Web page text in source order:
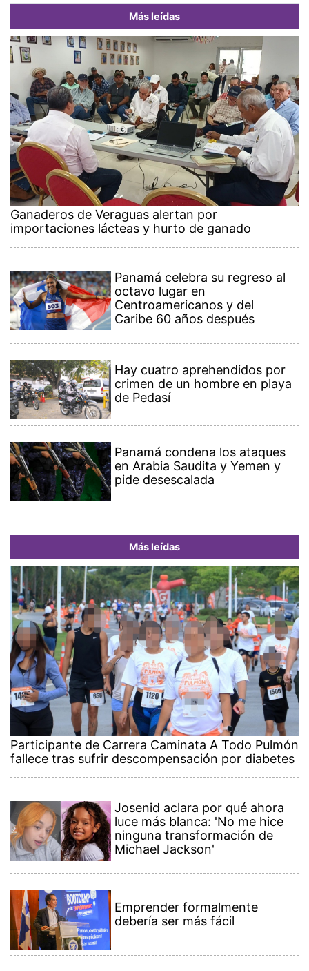
Más leídas
Ganaderos de Veraguas alertan por
importaciones lácteas y hurto de ganado
Panamá celebra su regreso al
octavo lugar en
Centroamericanos y del
Caribe 60 años después
Hay cuatro aprehendidos por
crimen de un hombre en playa
de Pedasí
Panamá condena los ataques
en Arabia Saudita y Yemen y
pide desescalada
Más leídas
Participante de Carrera Caminata A Todo Pulmón
fallece tras sufrir descompensación por diabetes
Josenid aclara por qué ahora
luce más blanca: 'No me hice
ninguna transformación de
Michael Jackson'
Emprender formalmente
debería ser más fácil